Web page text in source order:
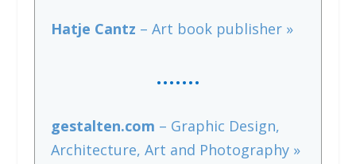
Hatje Cantz – Art book publisher »
…….
gestalten.com – Graphic Design,
Architecture, Art and Photography »